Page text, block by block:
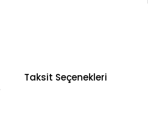
Taksit Seçenekleri